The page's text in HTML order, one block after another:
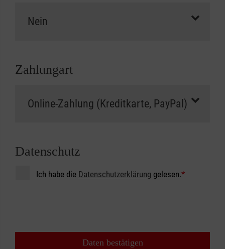
Zahlungart
Datenschutz
Ich habe die Datenschutzerklärung gelesen.*
Daten bestätigen